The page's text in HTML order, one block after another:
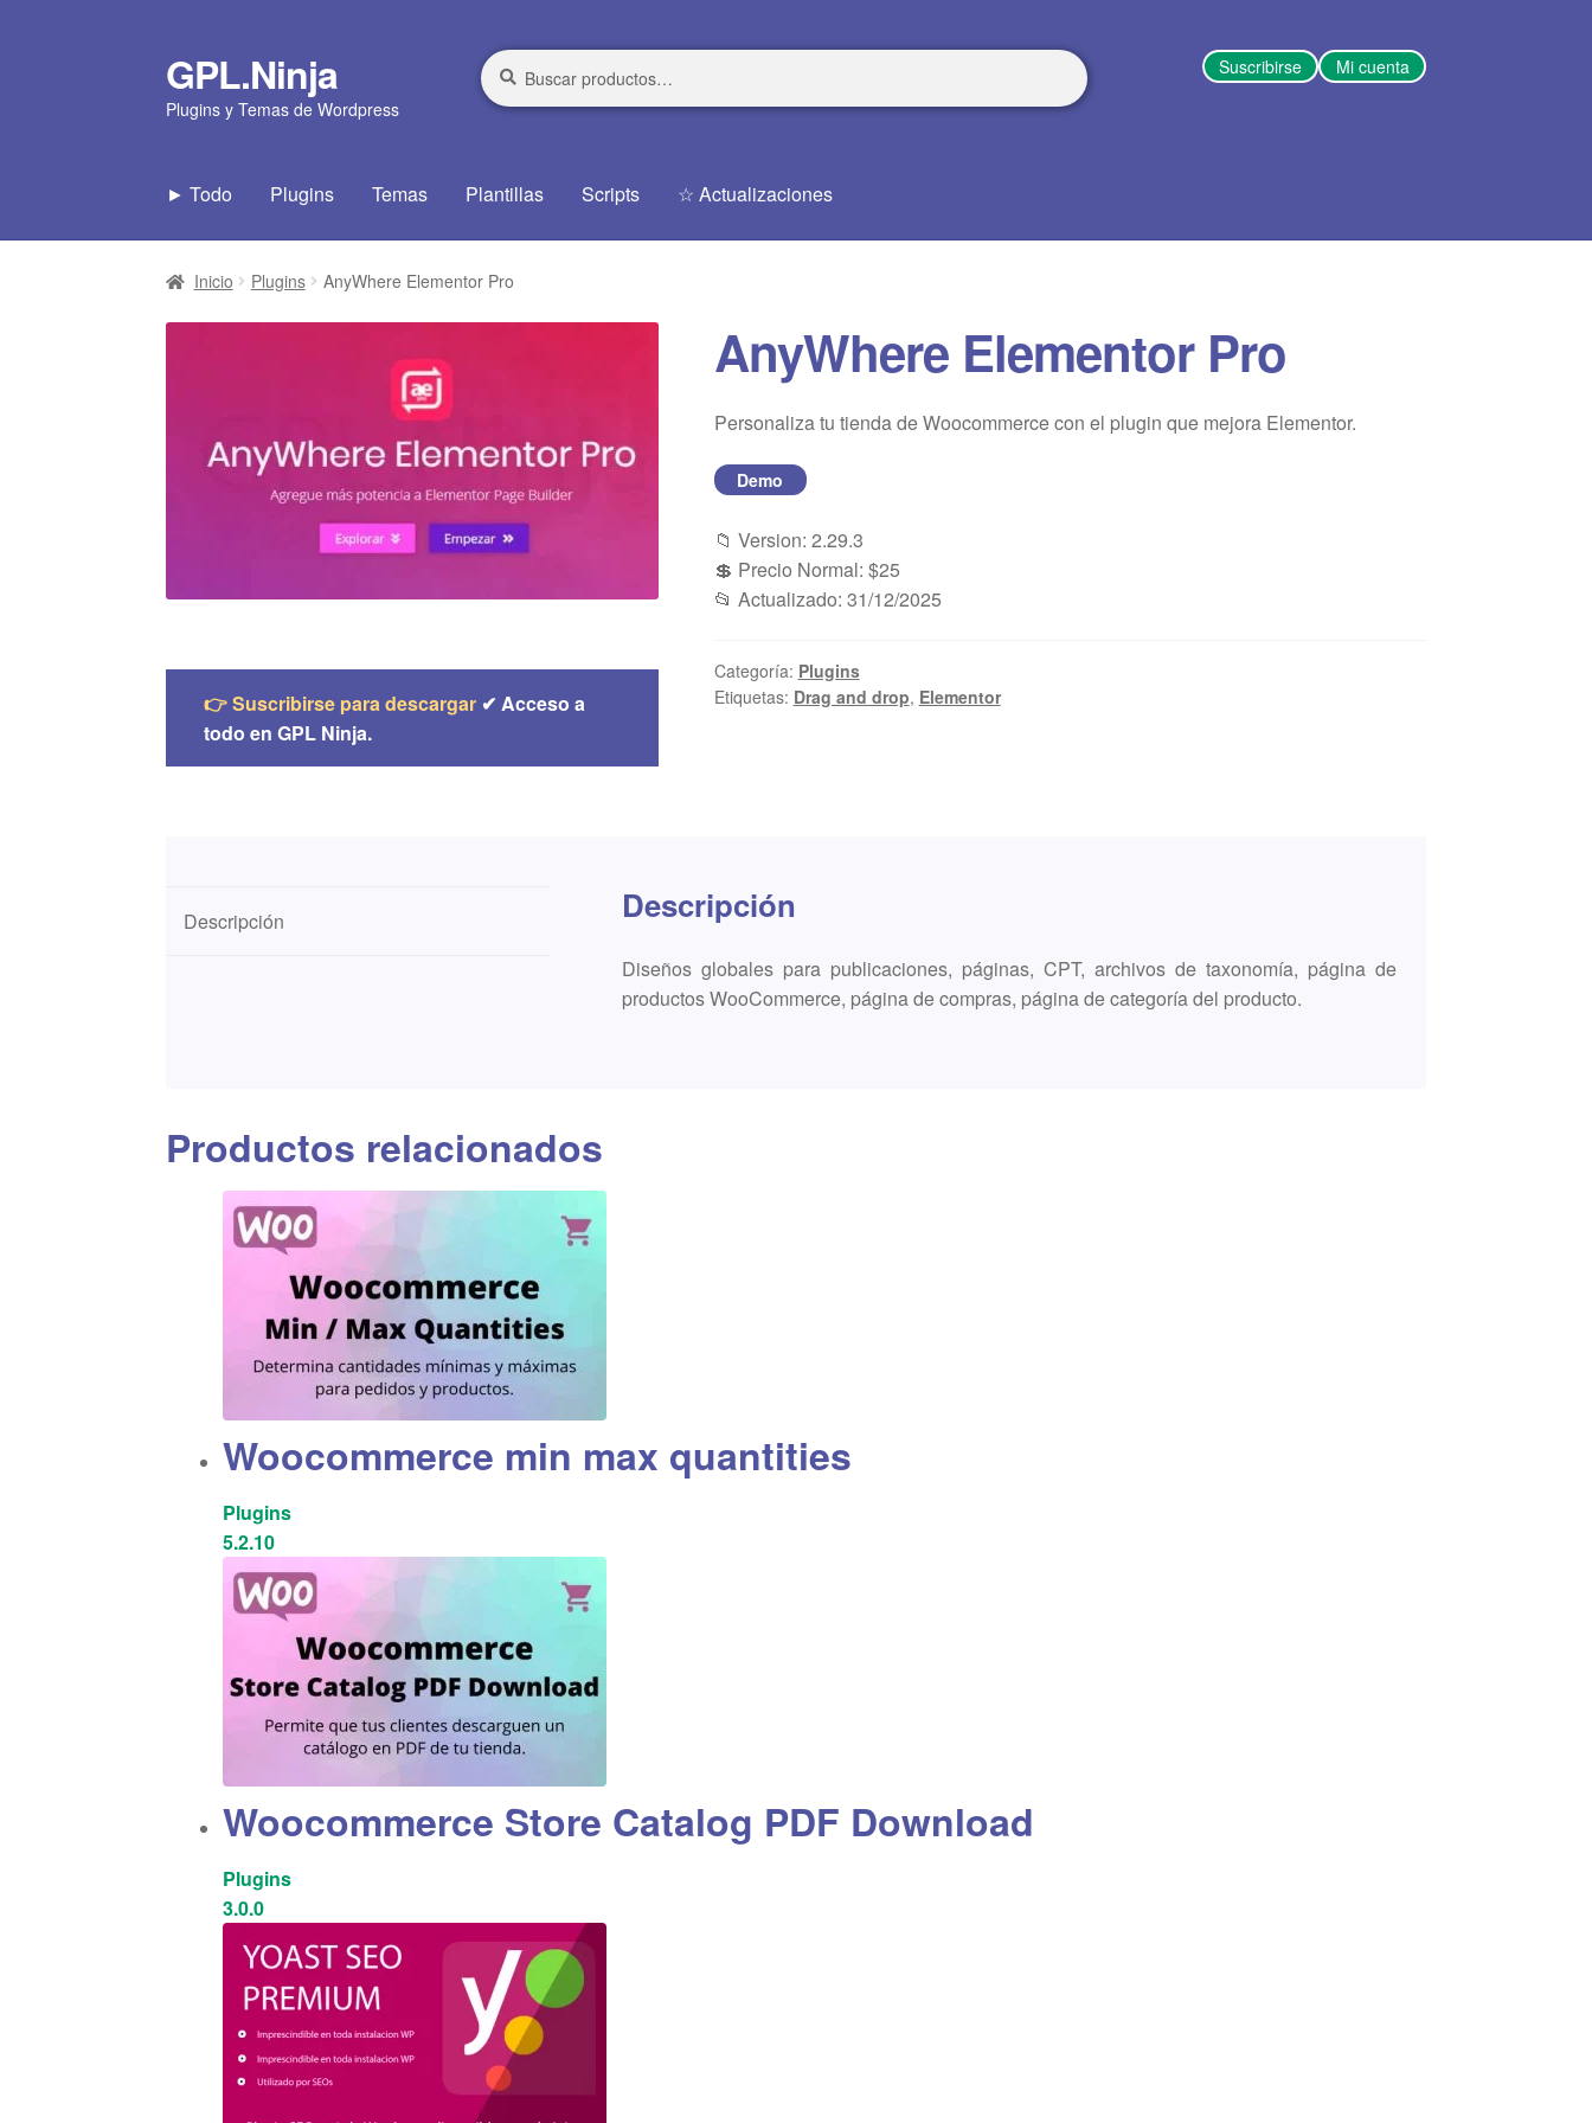
Ir
a
la
Ir
al
contenido
GPL.Ninja
Plugins y Temas de Wordpress
Suscribirse Mi cuenta
Buscar
por:
Buscar
► Todo Plugins Temas Plantillas Scripts ☆ Actualizaciones
Inicio Plugins AnyWhere Elementor Pro
AnyWhere Elementor Pro
Personaliza tu tienda de Woocommerce con el plugin que mejora Elementor.
Demo
📁 Version: 2.29.3
💲 Precio Normal: $25
📂 Actualizado: 31/12/2025
Categoría: Plugins
Etiquetas: Drag and drop, Elementor
👉 Suscribirse para descargar ✔ Acceso a
todo en GPL Ninja.
Descripción Descripción
Diseños globales para publicaciones, páginas, CPT, archivos de taxonomía, página de
productos WooCommerce, página de compras, página de categoría del producto.
Productos relacionados
Woocommerce min max quantities
Plugins
5.2.10
Woocommerce Store Catalog PDF Download
Plugins
3.0.0